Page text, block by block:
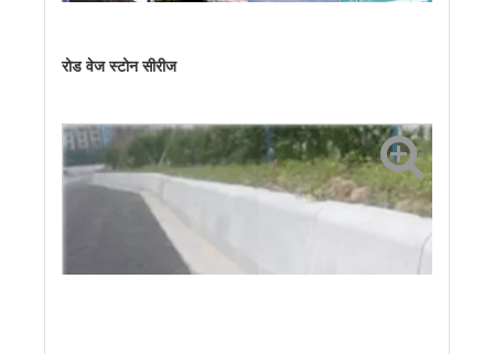
रास्ते का पत्थर रास्ते का पत्थर
रोड वेज स्टोन सीरीज